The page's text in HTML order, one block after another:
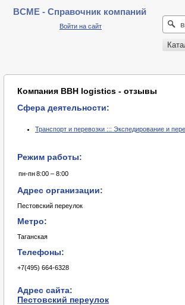
BCME - Справочник компаний
Войти на сайт
Компания BBH logistics - отзывы
Сфера деятельности:
Транспорт и перевозки ::: Экспедирование и
Режим работы:
пн-пн8:00 – 8:00
Адрес организации:
Пестовский переулок
Метро:
Таганская
Телефоны:
+7(495) 664-6328
Адрес сайта:
Пестовский переулок